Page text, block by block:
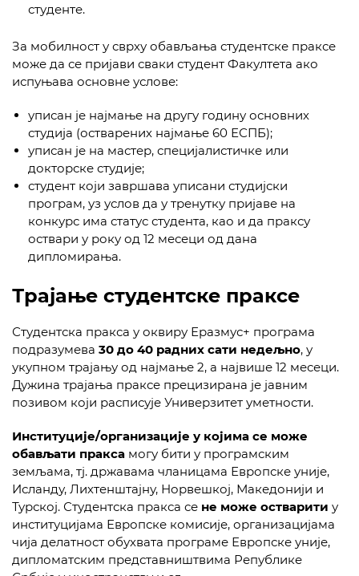
студенте.
За мобилност у сврху обављања студентске праксе
може да се пријави сваки студент Факултета ако
испуњава основне услове:
уписан је најмање на другу годину основних
студија (остварених најмање 60 ЕСПБ);
уписан је на мастер, специјалистичке или
докторске студије;
студент који завршава уписани студијски
програм, уз услов да у тренутку пријаве на
конкурс има статус студента, као и да праксу
оствари у року од 12 месеци од дана
дипломирања.
Трајање студентске праксе
Студентска пракса у оквиру Еразмус+ програма
подразумева 30 до 40 радних сати недељно, у
укупном трајању од најмање 2, а највише 12 месеци.
Дужина трајања праксе прецизирана је јавним
позивом који расписује Универзитет уметности.
Институције/oрганизације у којима се може
обављати пракса могу бити у програмским
земљама, тј. државама чланицама Европске уније,
Исланду, Лихтенштајну, Норвешкој, Македонији и
Турској. Студентска пракса се не може остварити у
институцијама Европске комисије, организацијама
чија делатност обухвата програме Европске уније,
дипломатским представништвима Републике